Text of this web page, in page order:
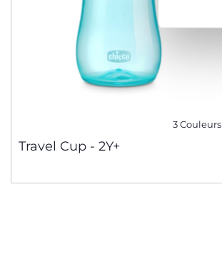
3 Couleurs
Travel Cup - 2Y+